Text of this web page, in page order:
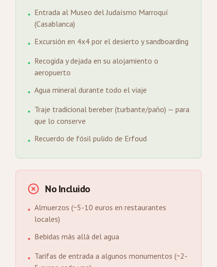
• Entrada al Museo del Judaísmo Marroquí
(Casablanca)
• Excursión en 4x4 por el desierto y sandboarding
• Recogida y dejada en su alojamiento o
aeropuerto
• Agua mineral durante todo el viaje
• Traje tradicional bereber (turbante/paño) — para
que lo conserve
• Recuerdo de fósil pulido de Erfoud
No Incluido
• Almuerzos (~5-10 euros en restaurantes
locales)
• Bebidas más allá del agua
• Tarifas de entrada a algunos monumentos (~2-